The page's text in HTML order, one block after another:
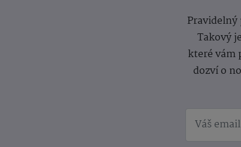
Takový
které vám
dozví o